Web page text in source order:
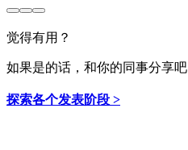
觉得有用？
如果是的话，和你的同事分享吧
探索各个发表阶段 >